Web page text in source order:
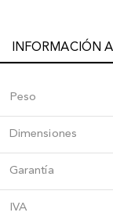
INFORMACIÓN
Peso
Dimensiones
Garantía
IVA